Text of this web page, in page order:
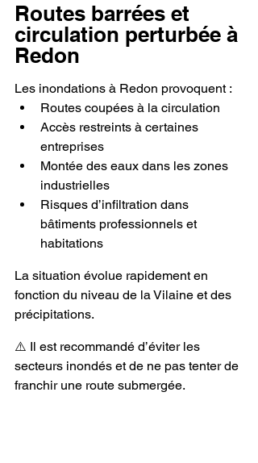
Routes barrées et
circulation perturbée à
Redon
Les inondations à Redon provoquent :
Routes coupées à la circulation
Accès restreints à certaines
entreprises
Montée des eaux dans les zones
industrielles
Risques d’infiltration dans
bâtiments professionnels et
habitations
La situation évolue rapidement en
fonction du niveau de la Vilaine et des
précipitations.
⚠️ Il est recommandé d’éviter les
secteurs inondés et de ne pas tenter de
franchir une route submergée.